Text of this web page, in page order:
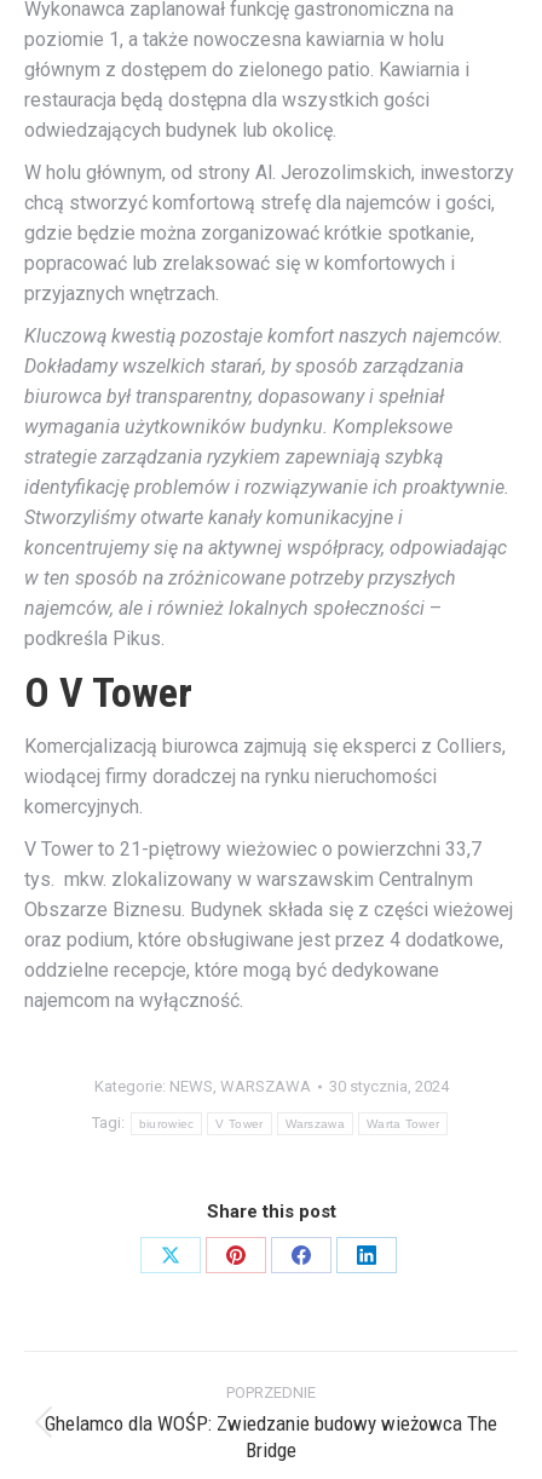
Wykonawca zaplanował funkcję gastronomiczna na
poziomie 1, a także nowoczesna kawiarnia w holu
głównym z dostępem do zielonego patio. Kawiarnia i
restauracja będą dostępna dla wszystkich gości
odwiedzających budynek lub okolicę.
W holu głównym, od strony Al. Jerozolimskich, inwestorzy
chcą stworzyć komfortową strefę dla najemców i gości,
gdzie będzie można zorganizować krótkie spotkanie,
popracować lub zrelaksować się w komfortowych i
przyjaznych wnętrzach.
Kluczową kwestią pozostaje komfort naszych najemców.
Dokładamy wszelkich starań, by sposób zarządzania
biurowca był transparentny, dopasowany i spełniał
wymagania użytkowników budynku. Kompleksowe
strategie zarządzania ryzykiem zapewniają szybką
identyfikację problemów i rozwiązywanie ich proaktywnie.
Stworzyliśmy otwarte kanały komunikacyjne i
koncentrujemy się na aktywnej współpracy, odpowiadając
w ten sposób na zróżnicowane potrzeby przyszłych
najemców, ale i również lokalnych społeczności –
podkreśla Pikus.
O V Tower
Komercjalizacją biurowca zajmują się eksperci z Colliers,
wiodącej firmy doradczej na rynku nieruchomości
komercyjnych.
V Tower to 21-piętrowy wieżowiec o powierzchni 33,7
tys. mkw. zlokalizowany w warszawskim Centralnym
Obszarze Biznesu. Budynek składa się z części wieżowej
oraz podium, które obsługiwane jest przez 4 dodatkowe,
oddzielne recepcje, które mogą być dedykowane
najemcom na wyłączność.
Kategorie: NEWS WARSZAWA 30 stycznia, 2024
Tagi: biurowiec V Tower Warszawa Warta Tower
Share this post
Share
Share
Share
Share
wpisów
POPRZEDNIE
Poprzedni
wpis:
Ghelamco dla WOŚP: Zwiedzanie budowy wieżowca The
Bridge